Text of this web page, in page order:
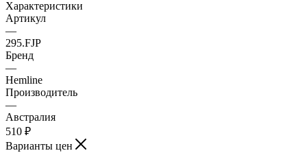
Характеристики
Артикул
—
295.FJP
Бренд
—
Hemline
Производитель
—
Австралия
510 ₽
Варианты цен